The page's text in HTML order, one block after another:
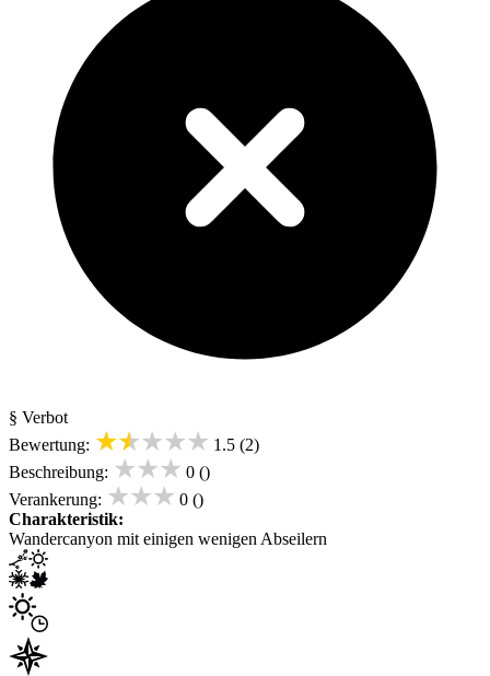
§ Verbot
Bewertung: ★★★★★ 1.5 (2)
Beschreibung: ★★★ 0 ()
Verankerung: ★★★ 0 ()
Charakteristik:
Wandercanyon mit einigen wenigen Abseilern